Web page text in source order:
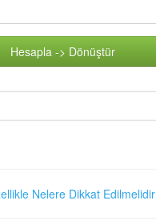
Hesapla -> Dönüştür
Nelere Dikkat Edilmelidir